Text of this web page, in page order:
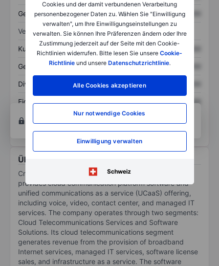
Cookies und der damit verbundenen Verarbeitung
personenbezogener Daten zu. Wählen Sie "Einwilligung
verwalten", um Ihre Einwilligungseinstellungen zu
verwalten. Sie können Ihre Präferenzen ändern oder Ihre
Zustimmung jederzeit auf der Seite mit den Cookie-
Richtlinien widerrufen. Bitte lesen Sie unsere Cookie-
Richtlinieund unsere Datenschutzrichtlinie.
Alle Cookies akzeptieren
Nur notwendige Cookies
Einwilligung verwalten
Schweiz
Gesamtschulden XXXXXXX XXXXXXX
Verhältnisse
Kurs/Umsatz XXXXXXX
Gewinn je Aktie XXXXXXX XXXXXXX
Dividende je Aktie XXXXXXX
Eigenkapitalrendite XXXXXXX
XXXXXXX
Konto eröffnenum Zugriff auf mehr Diagramm-
und Analyse-Tools zu erhalten.
Über Crexendo Inc.
Crexendo Inc is a software technology company that
provides cloud communication platform software and
unified communications as a service (UCaaS) offering,
including voice, video, contact center, and managed IT
services. The company operates through two segments:
Cloud Telecommunications Services and Software
Solutions. Its cloud telecommunications segment
generates revenue from the provision of broadband
Internet services, managed IT services, software license
sales, and infrastructure as a service. The software